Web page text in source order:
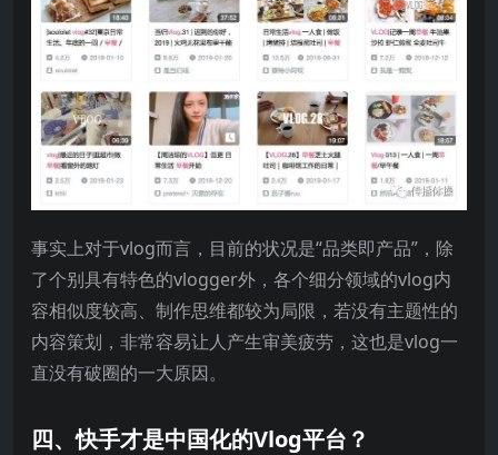
事实上对于vlog而言，目前的状况是“品类即产品”，除
了个别具有特色的vlogger外，各个细分领域的vlog内
容相似度较高、制作思维都较为局限，若没有主题性的
内容策划，非常容易让人产生审美疲劳，这也是vlog一
直没有破圈的一大原因。
四、快手才是中国化的Vlog平台？